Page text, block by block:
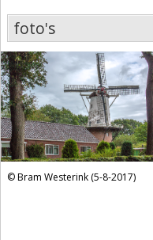
foto's
foto's
Bram Westerink (5-8-2017)